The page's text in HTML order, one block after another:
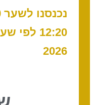
נכנסנו לשער 39 קו 5
12:20
2026